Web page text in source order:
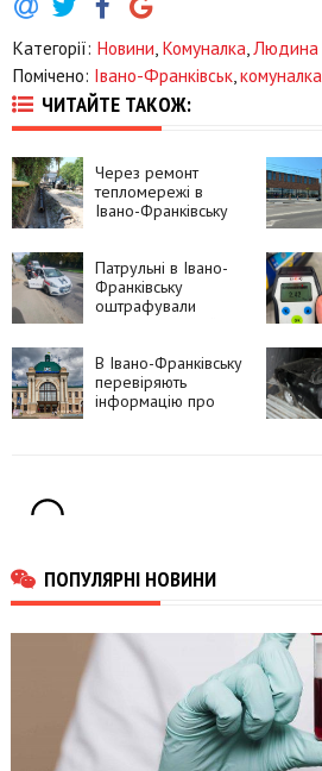
Категорії: Новини Комуналка Людина
Помічено: Івано-Франківськ комуналка
ЧИТАЙТЕ ТАКОЖ:
Через ремонт
тепломережі в
Івано-Франківську
Патрульні в Івано-
Франківську
оштрафували
навчання без
належного
документа
В Івано-Франківську
перевіряють
інформацію про
ПОПУЛЯРНІ НОВИНИ